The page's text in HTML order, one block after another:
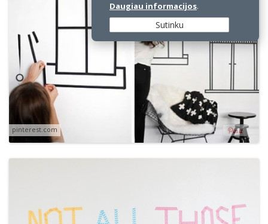
pinterest.com
Daugiau informacijos.
Sutinku